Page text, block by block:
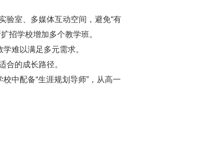
验室、多媒体互动空间，避免“有
招学校增加多个教学班。
难以满足多元需求。
合的成长路径。
中配备“生涯规划导师”，从高一